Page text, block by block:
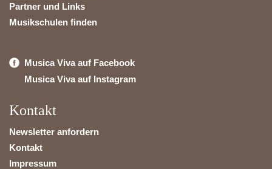
Partner und Links
Musikschulen finden
Musica Viva auf Facebook
Musica Viva auf Instagram
Kontakt
Newsletter anfordern
Kontakt
Impressum